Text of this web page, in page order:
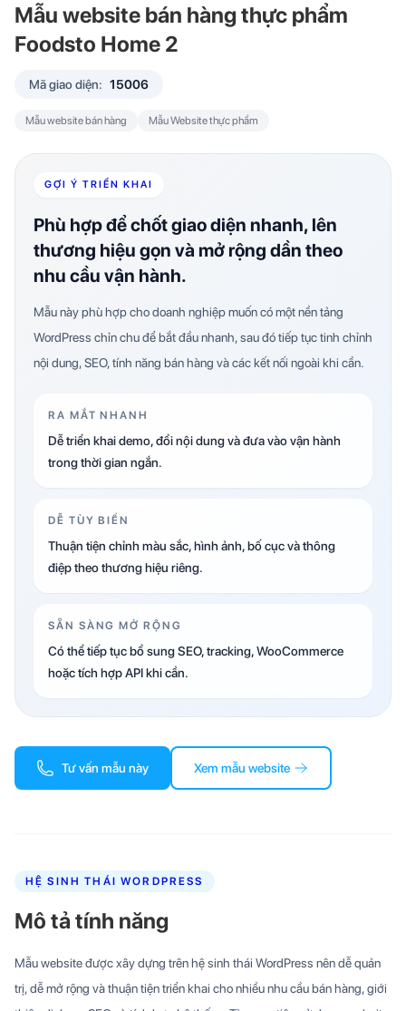
Mẫu website bán hàng thực phẩm
Foodsto Home 2
Mã giao diện: 15006
Mẫu website bán hàng Mẫu Website thực phẩm
GỢI Ý TRIỂN KHAI
Phù hợp để chốt giao diện nhanh, lên
thương hiệu gọn và mở rộng dần theo
nhu cầu vận hành.
Mẫu này phù hợp cho doanh nghiệp muốn có một nền tảng
WordPress chỉn chu để bắt đầu nhanh, sau đó tiếp tục tinh chỉnh
nội dung, SEO, tính năng bán hàng và các kết nối ngoài khi cần.
RA MẮT NHANH
Dễ triển khai demo, đổi nội dung và đưa vào vận hành
trong thời gian ngắn.
DỄ TÙY BIẾN
Thuận tiện chỉnh màu sắc, hình ảnh, bố cục và thông
điệp theo thương hiệu riêng.
SẴN SÀNG MỞ RỘNG
Có thể tiếp tục bổ sung SEO, tracking, WooCommerce
hoặc tích hợp API khi cần.
Tư vấn mẫu này Xem mẫu website
HỆ SINH THÁI WORDPRESS
Mô tả tính năng
Mẫu website được xây dựng trên hệ sinh thái WordPress nên dễ quản
trị, dễ mở rộng và thuận tiện triển khai cho nhiều nhu cầu bán hàng, giới